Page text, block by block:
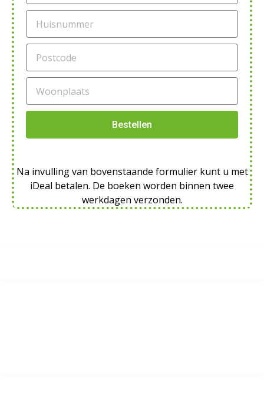
Bestellen
Na invulling van bovenstaande formulier kunt u met
iDeal betalen. De boeken worden binnen twee
werkdagen verzonden.